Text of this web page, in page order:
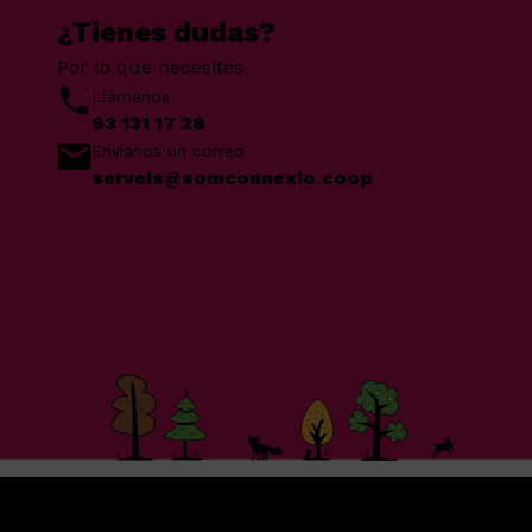
¿Tienes dudas?
Por lo que necesites
Llámanos
93 131 17 28
Envíanos un correo
serveis@somconnexio.coop